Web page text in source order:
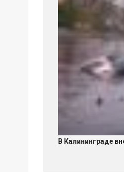
В Калининграде